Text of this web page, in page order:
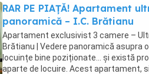
RAR PE PIAȚĂ! Apartament
panoramică – I.C. Brătianu
Apartament exclusivist 3 camere –
Brătianu | Vedere panoramică asupra
locuințe bine poziționate… și există
aparte de locuire. Acest apartament,